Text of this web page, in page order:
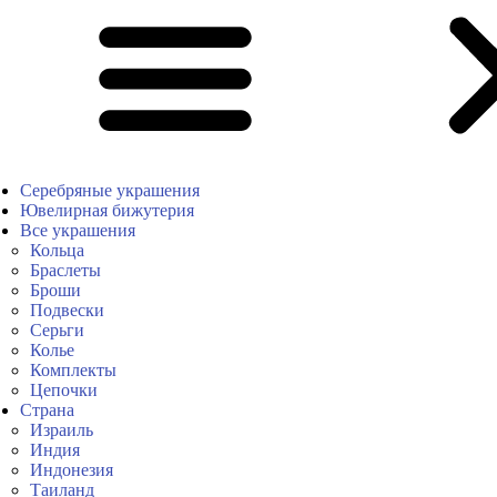
Серебряные украшения
Ювелирная бижутерия
Все украшения
Кольца
Браслеты
Броши
Подвески
Серьги
Колье
Комплекты
Цепочки
Страна
Израиль
Индия
Индонезия
Таиланд